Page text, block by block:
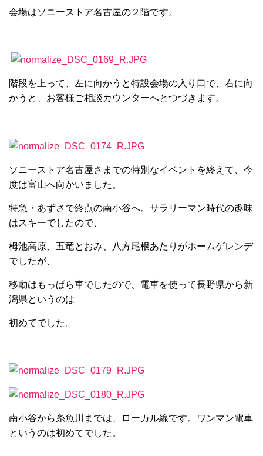
会場はソニーストア名古屋の２階です。
階段を上って、左に向かうと特設会場の入り口で、右に向
かうと、お客様ご相談カウンターへとつづきます。
ソニーストア名古屋さまでの特別なイベントを終えて、今
度は富山へ向かいました。
特急・あずさで終点の南小谷へ。サラリーマン時代の趣味
はスキーでしたので、
栂池高原、五竜とおみ、八方尾根あたりがホームゲレンデ
でしたが、
移動はもっぱら車でしたので、電車を使って長野県から新
潟県というのは
初めてでした。
南小谷から糸魚川までは、ローカル線です。ワンマン電車
というのは初めてでした。